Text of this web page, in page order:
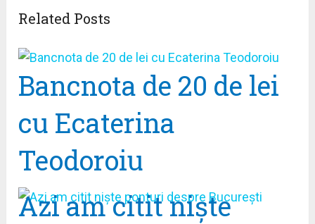
Related Posts
Bancnota de 20 de lei
cu Ecaterina
Teodoroiu
Azi am citit nişte